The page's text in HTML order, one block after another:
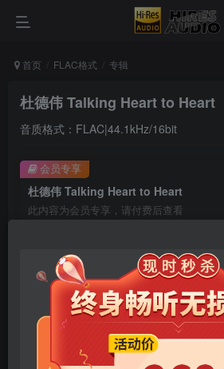
首页 FLAC格式 专辑
杜德伟 Talking Heart to Heart
音质格式：FLAC|44.1kHz/16bit
杜德伟 Talking Heart to Heart
此内容为会员专享，请付费后查看
9.9 99
年卡会员 免费
立即购买
您当前未登录！建议登陆
会员专享